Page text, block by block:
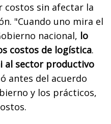
costos sin afectar la
"Cuando uno mira el
nacional, lo
costos de logística.
al sector productivo
antes del acuerdo
y los prácticos,